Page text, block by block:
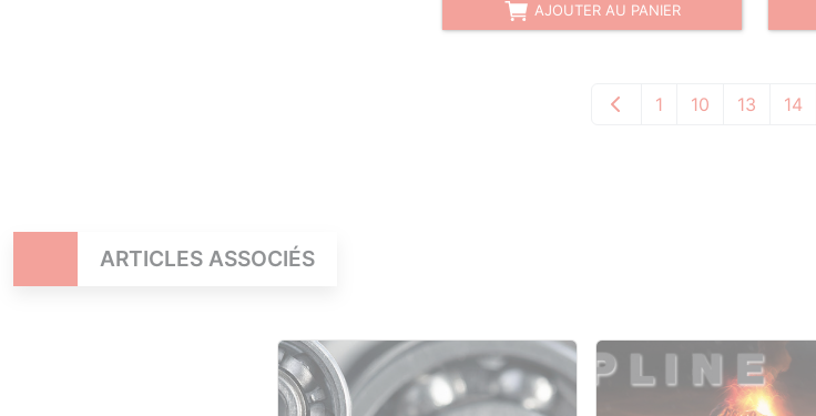
AJOUTER AU PANIER
1 10 13 14
ARTICLES ASSOCIÉS